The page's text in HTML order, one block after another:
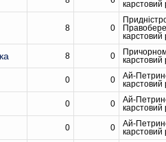
карстовий
8 0
карстовий
8 0
карстовий
0 0
Ай-
карстовий
0 0
Ай-
карстовий
0 0
Ай-
карстовий